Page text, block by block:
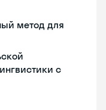
метод для
с